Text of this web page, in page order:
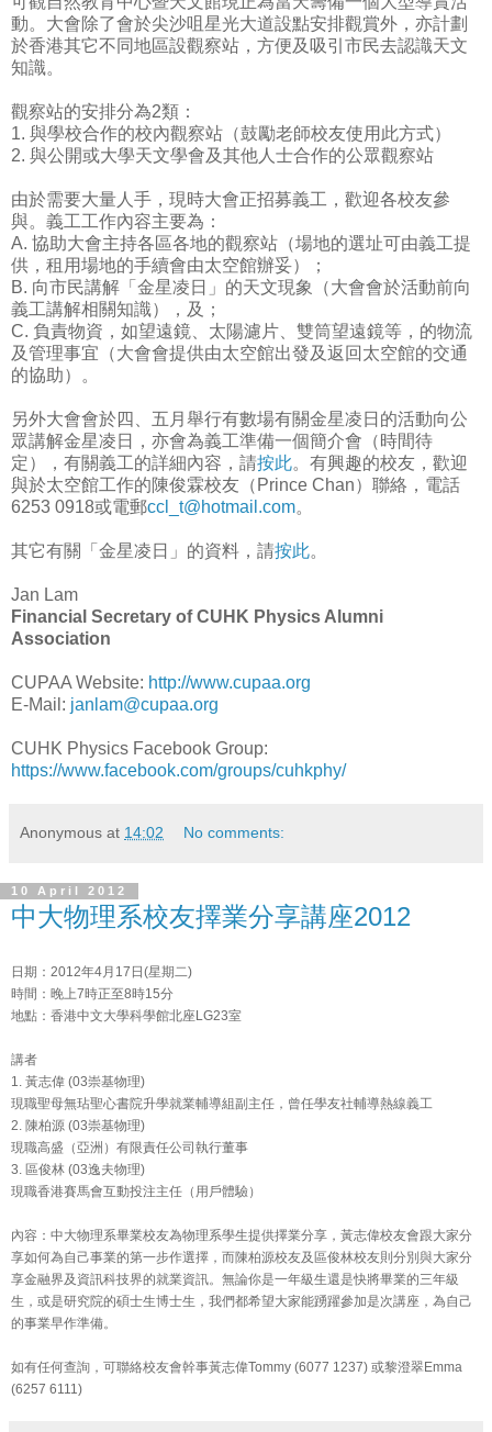
動。大會除了會於尖沙咀星光大道設點安排觀賞外，亦計劃
於香港其它不同地區設觀察站，方便及吸引市民去認識天文
知識。
觀察站的安排分為2類：
1. 與學校合作的校內觀察站（鼓勵老師校友使用此方式）
2. 與公開或大學天文學會及其他人士合作的公眾觀察站
由於需要大量人手，現時大會正招募義工，歡迎各校友參
與。義工工作內容主要為：
A. 協助大會主持各區各地的觀察站（場地的選址可由義工提
供，租用場地的手續會由太空館辦妥）；
B. 向市民講解「金星凌日」的天文現象（大會會於活動前向
義工講解相關知識），及；
C. 負責物資，如望遠鏡、太陽濾片、雙筒望遠鏡等，的物流
及管理事宜（大會會提供由太空館出發及返回太空館的交通
的協助）。
另外大會會於四、五月舉行有數場有關金星凌日的活動向公
眾講解金星凌日，亦會為義工準備一個簡介會（時間待
定），有關義工的詳細內容，請按此。有興趣的校友，歡迎
與於太空館工作的陳俊霖校友（Prince Chan）聯絡，電話
6253 0918或電郵ccl_t@hotmail.com。
其它有關「金星凌日」的資料，請按此。
Jan Lam
Financial Secretary of CUHK Physics Alumni
Association
CUPAA Website: http://www.cupaa.org
E-Mail: janlam@cupaa.org
CUHK Physics Facebook Group:
https://www.facebook.com/groups/cuhkphy/
Anonymous at 14:02 No comments:
10 April 2012
中大物理系校友擇業分享講座2012
日期：2012年4月17日(星期二)
時間：晚上7時正至8時15分
地點：香港中文大學科學館北座LG23室
講者
1. 黃志偉 (03崇基物理)
現職聖母無玷聖心書院升學就業輔導組副主任，曾任學友社輔導熱線義工
2. 陳柏源 (03崇基物理)
現職高盛（亞洲）有限責任公司執行董事
3. 區俊林 (03逸夫物理)
現職香港賽馬會互動投注主任（用戶體驗）
內容：中大物理系畢業校友為物理系學生提供擇業分享，黃志偉校友會跟大家分
享如何為自己事業的第一步作選擇，而陳柏源校友及區俊林校友則分別與大家分
享金融界及資訊科技界的就業資訊。無論你是一年級生還是快將畢業的三年級
生，或是研究院的碩士生博士生，我們都希望大家能踴躍參加是次講座，為自己
的事業早作準備。
如有任何查詢，可聯絡校友會幹事黃志偉Tommy (6077 1237) 或黎澄翠Emma
(6257 6111)